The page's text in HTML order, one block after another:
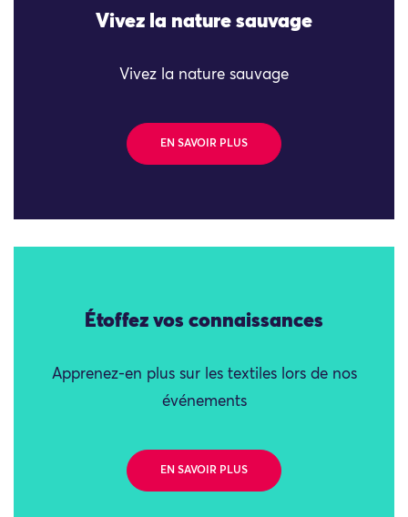
Vivez la nature sauvage
Vivez la nature sauvage
EN SAVOIR PLUS
Étoffez vos connaissances
Apprenez-en plus sur les textiles lors de nos
événements
EN SAVOIR PLUS